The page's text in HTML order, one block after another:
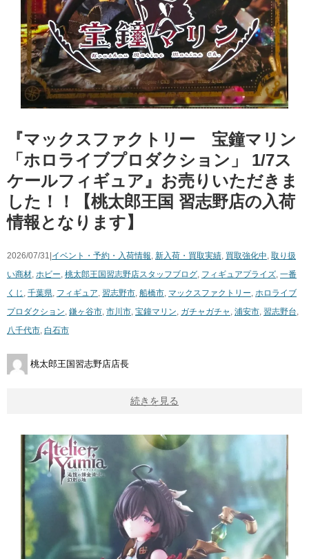
『マックスファクトリー 宝鐘マリン
「ホロライブプロダクション」 ​1/7ス
ケールフィギュア』お売りいただきま
した！！【桃太郎王国 習志野店の入荷
情報となります】
2026/07/31| イベント・予約・入荷情報, 新入荷・買取実績, 買取強化中, 取り扱
い商材, ホビー, 桃太郎王国習志野店スタッフブログ, フィギュアプライズ, 一番
くじ , 千葉県, フィギュア, 習志野市, 船橋市, マックスファクトリー, ホロライブ
プロダクション, 鎌ヶ谷市, 市川市, 宝鐘マリン, ガチャガチャ , 浦安市, 習志野台,
八千代市, 白石市
桃太郎王国習志野店店長
続きを見る